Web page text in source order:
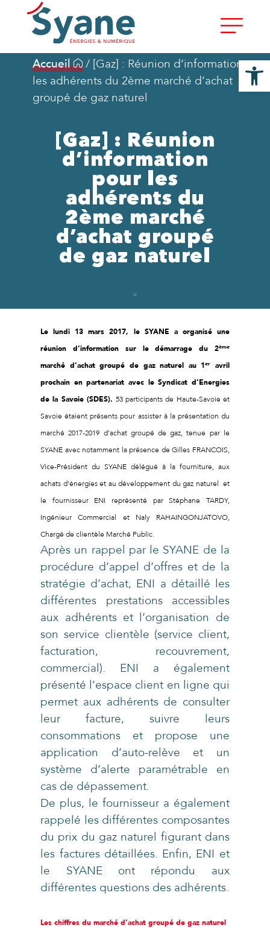
Accueil / [Gaz] : Réunion d’information pour
les adhérents du 2ème marché d’achat
groupé de gaz naturel
[Gaz] : Réunion
d’information
pour les
adhérents du
2ème marché
d’achat groupé
de gaz naturel
Le lundi 13 mars 2017, le SYANE a organisé une
réunion d’information sur le démarrage du 2ème
marché d’achat groupé de gaz naturel au 1er
avril
prochain en partenariat avec le Syndicat d’Energies
de la Savoie (SDES). 53 participants de Haute-Savoie et
Savoie étaient présents pour assister à la présentation du
marché 2017-2019 d’achat groupé de gaz, tenue par le
SYANE avec notamment la présence de Gilles FRANCOIS,
Vice-Président du SYANE délégué à la fourniture, aux
achats d’énergies et au développement du gaz naturel et
le fournisseur ENI représenté par Stéphane TARDY,
Ingénieur Commercial et Naly RAHAINGONJATOVO,
Chargé de clientèle Marché Public.
Après un rappel par le SYANE de la
procédure d’appel d’offres et de la
stratégie d’achat, ENI a détaillé les
différentes prestations accessibles
aux adhérents et l’organisation de
son service clientèle (service client,
facturation, recouvrement,
commercial). ENI a également
présenté l’espace client en ligne qui
permet aux adhérents de consulter
leur facture, suivre leurs
consommations et propose une
application d’auto-relève et un
système d’alerte paramétrable en
cas de dépassement.
De plus, le fournisseur a également
rappelé les différentes composantes
du prix du gaz naturel figurant dans
les factures détaillées. Enfin, ENI et
le SYANE ont répondu aux
différentes questions des adhérents.
Les chiffres du marché d’achat groupé de gaz naturel
Ouvrir